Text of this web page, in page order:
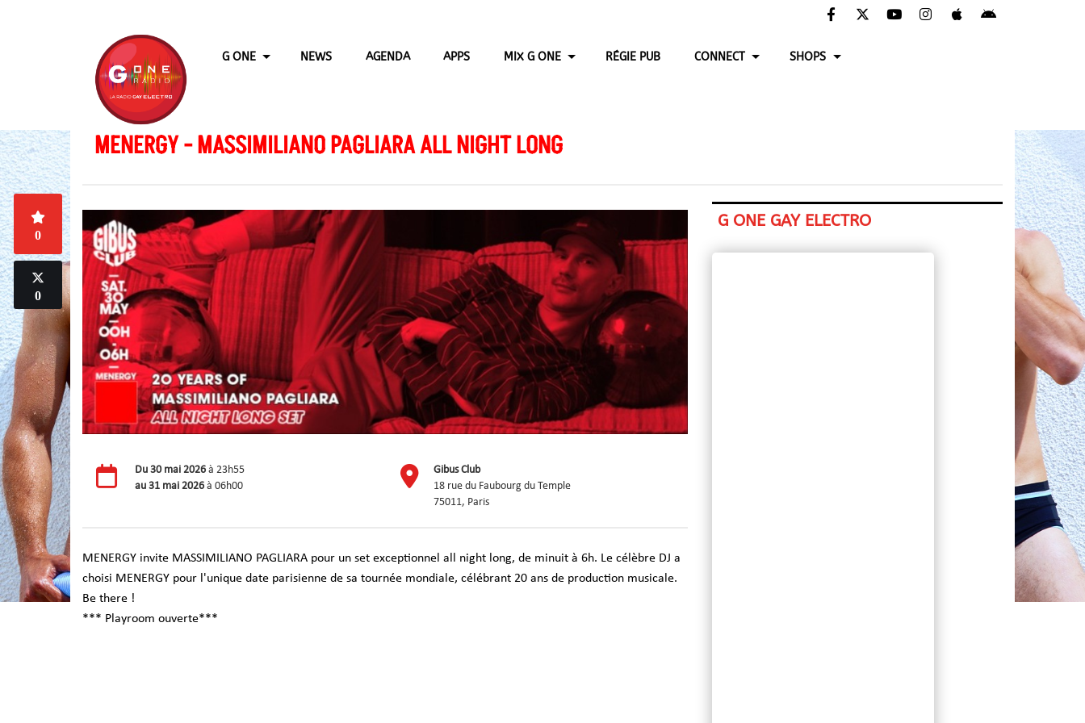
G ONE NEWS AGENDA APPS MIX G ONE RÉGIE PUB CONNECT SHOPS
MENERGY - MASSIMILIANO PAGLIARA ALL NIGHT LONG
0
0
Du 30 mai 2026 à 23h55
au 31 mai 2026 à 06h00
Gibus Club
18 rue du Faubourg du Temple
75011, Paris
MENERGY invite MASSIMILIANO PAGLIARA pour un set exceptionnel all night long, de minuit à 6h. Le célèbre DJ a
choisi MENERGY pour l'unique date parisienne de sa tournée mondiale, célébrant 20 ans de production musicale.
Be there !
*** Playroom ouverte***
G ONE GAY ELECTRO